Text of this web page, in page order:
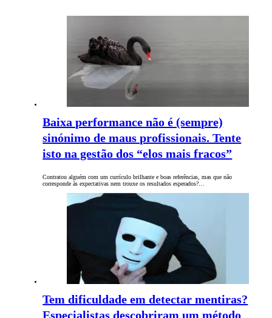
Baixa performance não é (sempre)
sinónimo de maus profissionais. Tente
isto na gestão dos “elos mais fracos”
Contratou alguém com um currículo brilhante e boas referências, mas que não
corresponde às expectativas nem trouxe os resultados esperados?…
Tem dificuldade em detectar mentiras?
Especialistas descobriram um método